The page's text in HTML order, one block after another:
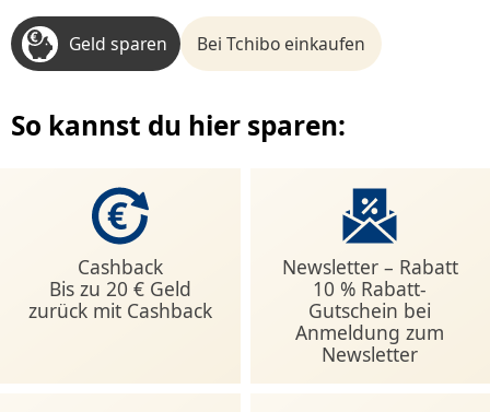
Geld sparen Bei Tchibo einkaufen
So kannst du hier sparen:
Cashback
Bis zu 20 € Geld
zurück mit Cashback
Newsletter – Rabatt
10 % Rabatt-
Gutschein bei
Anmeldung zum
Newsletter